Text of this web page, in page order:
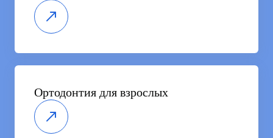
Ортодонтия для взрослых